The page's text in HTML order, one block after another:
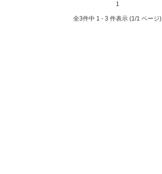
1
全3件中 1 - 3 件表示 (1/1 ページ)